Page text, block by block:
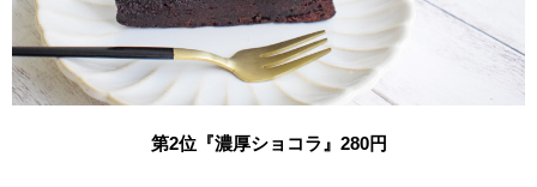
第2位『濃厚ショコラ』280円